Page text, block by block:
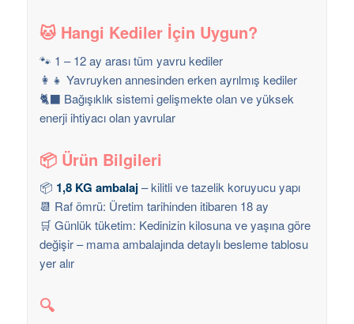
🐱 Hangi Kediler İçin Uygun?
🐾 1 – 12 ay arası tüm yavru kediler
👩‍👧 Yavruyken annesinden erken ayrılmış kediler
🐈‍⬛ Bağışıklık sistemi gelişmekte olan ve yüksek
enerji ihtiyacı olan yavrular
📦 Ürün Bilgileri
📦 1,8 KG ambalaj– kilitli ve tazelik koruyucu yapı
📆 Raf ömrü: Üretim tarihinden itibaren 18 ay
🛒 Günlük tüketim: Kedinizin kilosuna ve yaşına göre
değişir – mama ambalajında detaylı besleme tablosu
yer alır
🔍